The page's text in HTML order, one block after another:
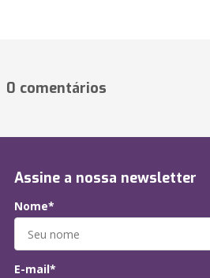
0 comentários
Assine a nossa newsletter
Nome*
E-mail*